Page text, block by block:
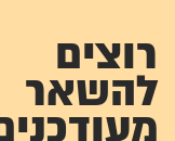
רוצים
להשאר